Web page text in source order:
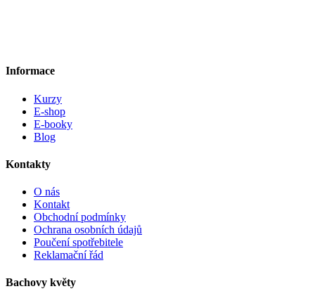
Informace
Kurzy
E-shop
E-booky
Blog
Kontakty
O nás
Kontakt
Obchodní podmínky
Ochrana osobních údajů
Poučení spotřebitele
Reklamační řád
Bachovy květy